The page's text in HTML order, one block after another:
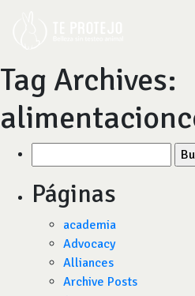
Tag Archives:
por:
Páginas
academia
Advocacy
Alliances
Archive Posts